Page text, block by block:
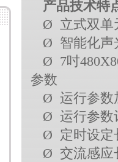
产品技术特
Ø 立式双单
Ø 智能化声
Ø 7吋
参数
Ø 运行参数
Ø 运行参数
Ø 定时设定
Ø 交流感应